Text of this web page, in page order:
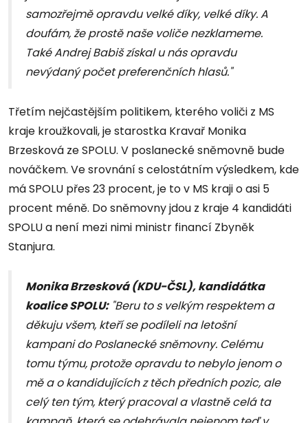
samozřejmě opravdu velké díky, velké díky. A
doufám, že prostě naše voliče nezklameme.
Také Andrej Babiš získal u nás opravdu
nevýdaný počet preferenčních hlasů."
Třetím nejčastějším politikem, kterého voliči z MS
kraje kroužkovali, je starostka Kravař Monika
Brzesková ze SPOLU. V poslanecké sněmovně bude
nováčkem. Ve srovnání s celostátním výsledkem, kde
má SPOLU přes 23 procent, je to v MS kraji o asi 5
procent méně. Do sněmovny jdou z kraje 4 kandidáti
SPOLU a není mezi nimi ministr financí Zbyněk
Stanjura.
Monika Brzesková (KDU-ČSL), kandidátka
koalice SPOLU:"Beru to s velkým respektem a
děkuju všem, kteří se podíleli na letošní
kampani do Poslanecké sněmovny. Celému
tomu týmu, protože opravdu to nebylo jenom o
mě a o kandidujících z těch předních pozic, ale
celý ten tým, který pracoval a vlastně celá ta